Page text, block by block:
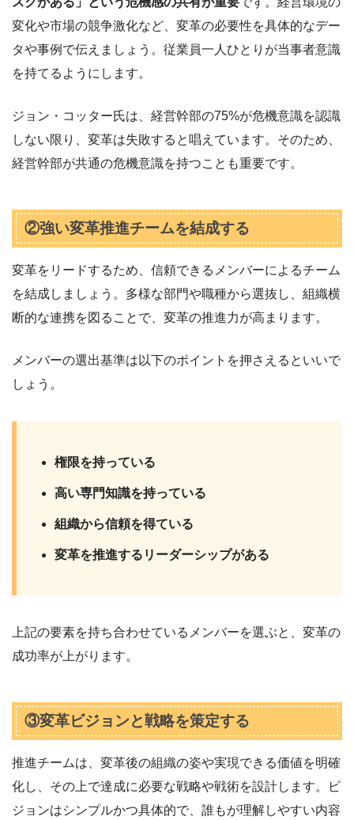
変化や市場の競争激化など、変革の必要性を具体的なデー
タや事例で伝えましょう。従業員一人ひとりが当事者意識
を持てるようにします。
ジョン・コッター氏は、経営幹部の75%が危機意識を認識
しない限り、変革は失敗すると唱えています。そのため、
経営幹部が共通の危機意識を持つことも重要です。
②強い変革推進チームを結成する
変革をリードするため、信頼できるメンバーによるチーム
を結成しましょう。多様な部門や職種から選抜し、組織横
断的な連携を図ることで、変革の推進力が高まります。
メンバーの選出基準は以下のポイントを押さえるといいで
しょう。
権限を持っている
高い専門知識を持っている
組織から信頼を得ている
変革を推進するリーダーシップがある
上記の要素を持ち合わせているメンバーを選ぶと、変革の
成功率が上がります。
③変革ビジョンと戦略を策定する
推進チームは、変革後の組織の姿や実現できる価値を明確
化し、その上で達成に必要な戦略や戦術を設計します。ビ
ジョンはシンプルかつ具体的で、誰もが理解しやすい内容